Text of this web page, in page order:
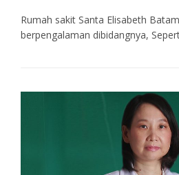
Rumah sakit Santa Elisabeth
berpengalaman dibidangnya,